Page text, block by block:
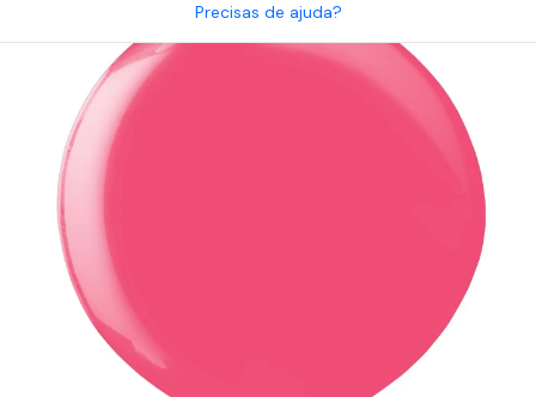
Precisas de ajuda?